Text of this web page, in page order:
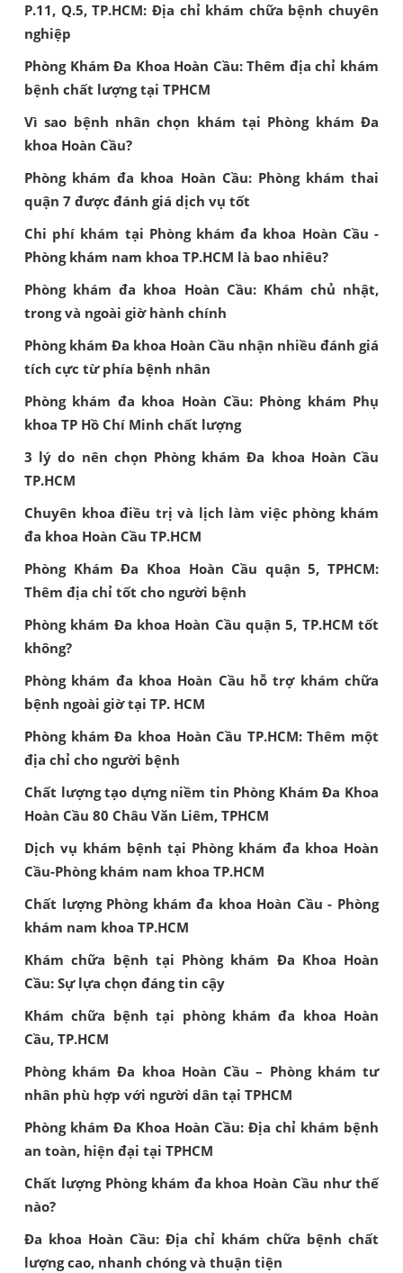
P.11, Q.5, TP.HCM: Địa chỉ khám chữa bệnh chuyên
nghiệp
Phòng Khám Đa Khoa Hoàn Cầu: Thêm địa chỉ khám
bệnh chất lượng tại TPHCM
Vì sao bệnh nhân chọn khám tại Phòng khám Đa
khoa Hoàn Cầu?
Phòng khám đa khoa Hoàn Cầu: Phòng khám thai
quận 7 được đánh giá dịch vụ tốt
Chi phí khám tại Phòng khám đa khoa Hoàn Cầu -
Phòng khám nam khoa TP.HCM là bao nhiêu?
Phòng khám đa khoa Hoàn Cầu: Khám chủ nhật,
trong và ngoài giờ hành chính
Phòng khám Đa khoa Hoàn Cầu nhận nhiều đánh giá
tích cực từ phía bệnh nhân
Phòng khám đa khoa Hoàn Cầu: Phòng khám Phụ
khoa TP Hồ Chí Minh chất lượng
3 lý do nên chọn Phòng khám Đa khoa Hoàn Cầu
TP.HCM
Chuyên khoa điều trị và lịch làm việc phòng khám
đa khoa Hoàn Cầu TP.HCM
Phòng Khám Đa Khoa Hoàn Cầu quận 5, TPHCM:
Thêm địa chỉ tốt cho người bệnh
Phòng khám Đa khoa Hoàn Cầu quận 5, TP.HCM tốt
không?
Phòng khám đa khoa Hoàn Cầu hỗ trợ khám chữa
bệnh ngoài giờ tại TP. HCM
Phòng khám Đa khoa Hoàn Cầu TP.HCM: Thêm một
địa chỉ cho người bệnh
Chất lượng tạo dựng niềm tin Phòng Khám Đa Khoa
Hoàn Cầu 80 Châu Văn Liêm, TPHCM
Dịch vụ khám bệnh tại Phòng khám đa khoa Hoàn
Cầu-Phòng khám nam khoa TP.HCM
Chất lượng Phòng khám đa khoa Hoàn Cầu - Phòng
khám nam khoa TP.HCM
Khám chữa bệnh tại Phòng khám Đa Khoa Hoàn
Cầu: Sự lựa chọn đáng tin cậy
Khám chữa bệnh tại phòng khám đa khoa Hoàn
Cầu, TP.HCM
Phòng khám Đa khoa Hoàn Cầu – Phòng khám tư
nhân phù hợp với người dân tại TPHCM
Phòng khám Đa Khoa Hoàn Cầu: Địa chỉ khám bệnh
an toàn, hiện đại tại TPHCM
Chất lượng Phòng khám đa khoa Hoàn Cầu như thế
nào?
Đa khoa Hoàn Cầu: Địa chỉ khám chữa bệnh chất
lượng cao, nhanh chóng và thuận tiện